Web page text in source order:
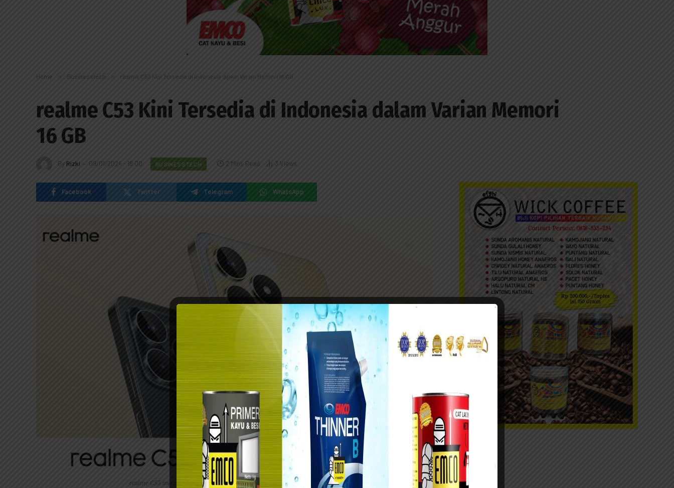
Home » Businesstech » realme C53 Kini Tersedia di Indonesia dalam Varian Memori 16 GB
realme C53 Kini Tersedia di Indonesia dalam Varian Memori
16 GB
By Rizki 09/01/2024 - 18:00 BUSINESSTECH 2 Mins Read 3 Views
Facebook Twitter Telegram WhatsApp
realme C53 memori 8GB+8GB*|256GB tersedia dengan harga Rp2.399.000.